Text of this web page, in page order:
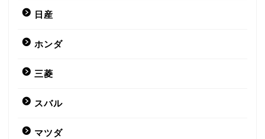
日産
ホンダ
三菱
スバル
マツダ